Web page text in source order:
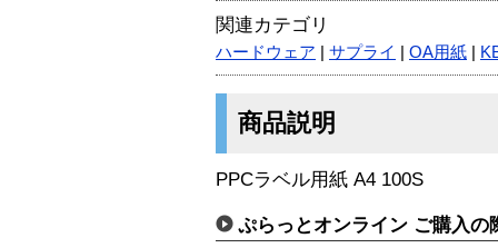
関連カテゴリ
ハードウェア サプライ OA用紙
商品説明
PPCラベル用紙 A4 100S
ぷらっとオンライン ご購入の